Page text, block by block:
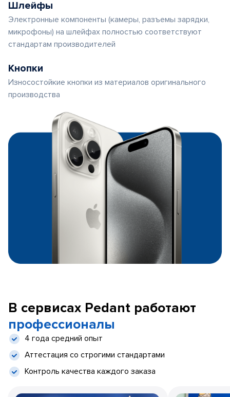
Шлейфы
Электронные компоненты (камеры, разъемы зарядки,
микрофоны) на шлейфах полностью соответствуют
стандартам производителей
Кнопки
Износостойкие кнопки из материалов оригинального
производства
В сервисах Pedant работают
профессионалы
4 года средний опыт
Аттестация со строгими стандартами
Контроль качества каждого заказа